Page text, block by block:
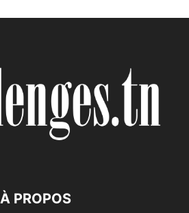
À PROPOS